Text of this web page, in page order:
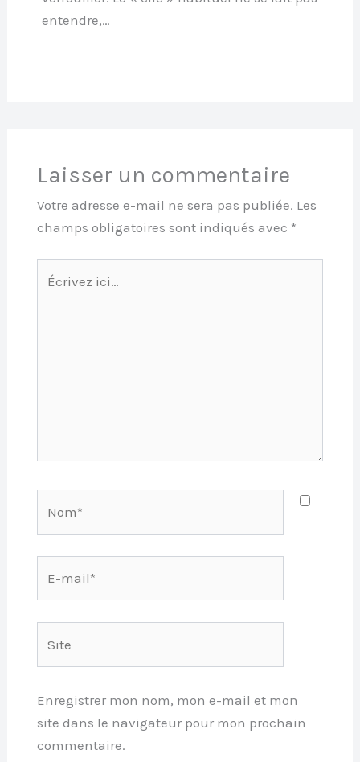
entendre,…
Laisser un commentaire
Votre adresse e-mail ne sera pas publiée. Les
champs obligatoires sont indiqués avec *
Enregistrer mon nom, mon e-mail et mon
site dans le navigateur pour mon prochain
commentaire.